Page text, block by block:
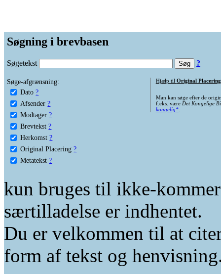
Søgning i brevbasen
Søgetekst ?
Søge-afgrænsning:
Dato ?
Afsender ?
Modtager ?
Brevtekst ?
Herkomst ?
Original Placering ?
Metatekst ?
Hjælp til Original Placering
Man kan søge efter de
f.eks. være Det Kongelige
kongelig*.
kun bruges til ikke-
særtilladelse er indhentet.
Du er velkommen til at
form af tekst og